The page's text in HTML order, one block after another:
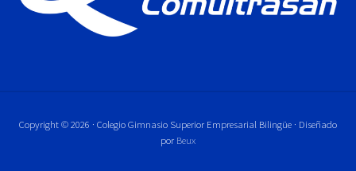
Copyright © 2026 · Colegio Gimnasio Superior Empresarial Bilingüe · Diseñado
por Beux